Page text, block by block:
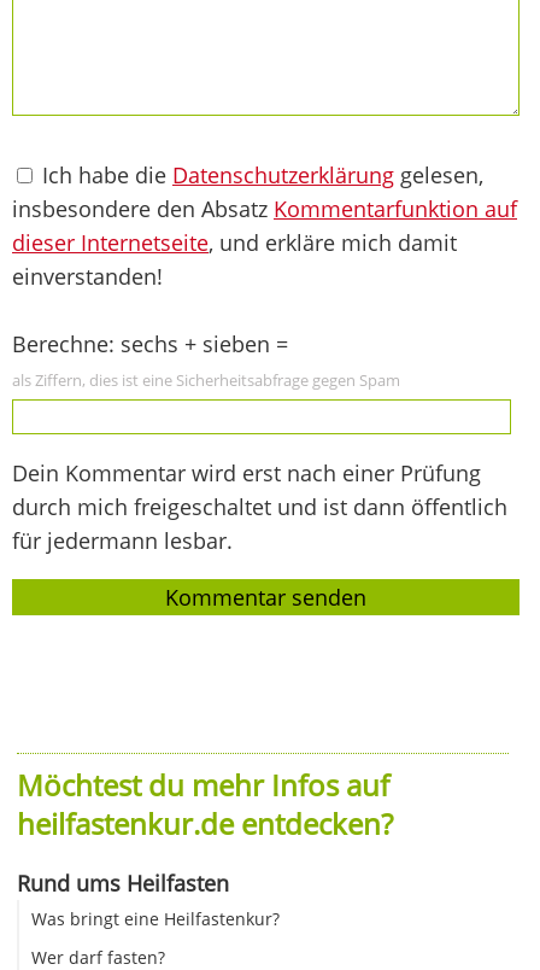
Ich habe die Datenschutzerklärung gelesen,
insbesondere den Absatz Kommentarfunktion auf
dieser Internetseite, und erkläre mich damit
einverstanden!
Berechne: sechs + sieben =
als Ziffern, dies ist eine Sicherheitsabfrage gegen Spam
Dein Kommentar wird erst nach einer Prüfung
durch mich freigeschaltet und ist dann öffentlich
für jedermann lesbar.
Möchtest du mehr Infos auf
heilfastenkur.de entdecken?
Rund ums Heilfasten
Was bringt eine Heilfastenkur?
Wer darf fasten?